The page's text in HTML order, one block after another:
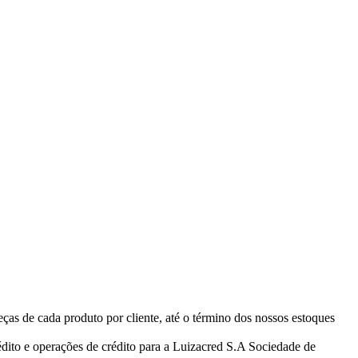
de cada produto por cliente, até o término dos nossos estoques
e operações de crédito para a Luizacred S.A Sociedade de